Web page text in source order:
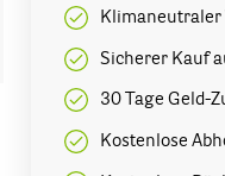
Klimaneutraler
Sicherer Kauf
30 Tage Geld-
Kostenlose